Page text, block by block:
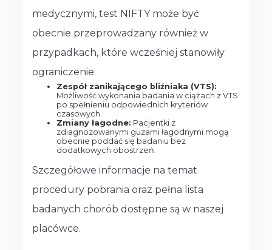
medycznymi, test NIFTY może być
obecnie przeprowadzany również w
przypadkach, które wcześniej stanowiły
ograniczenie:
Zespół zanikającego bliźniaka (VTS):
Możliwość wykonania badania w ciążach z VTS
po spełnieniu odpowiednich kryteriów
czasowych.
Zmiany łagodne: Pacjentki z
zdiagnozowanymi guzami łagodnymi mogą
obecnie poddać się badaniu bez
dodatkowych obostrzeń.
Szczegółowe informacje na temat
procedury pobrania oraz pełna lista
badanych chorób dostępne są w naszej
placówce.